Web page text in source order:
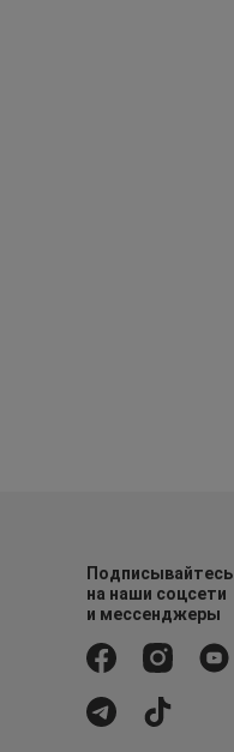
Подписывайтесь
на наши соцсети
и мессенджеры